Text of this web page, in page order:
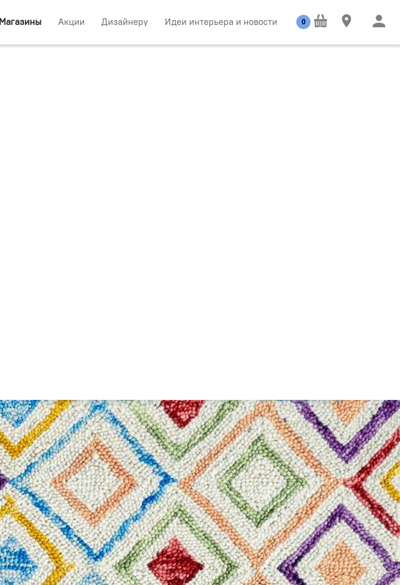
Магазины Акции Дизайнеру Идеи интерьера и новости 0